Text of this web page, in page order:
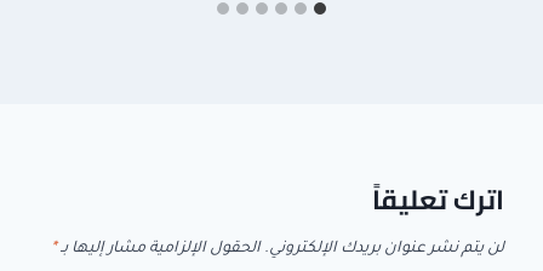
اترك تعليقاً
لن يتم نشر عنوان بريدك الإلكتروني. الحقول الإلزامية مشار إليها بـ*